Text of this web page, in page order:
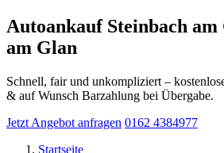
Autoankauf Steinbach am
am Glan
Schnell, fair und unkompliziert –
& auf Wunsch Barzahlung bei Übergabe.
Jetzt Angebot anfragen 0162 4384977
Startseite